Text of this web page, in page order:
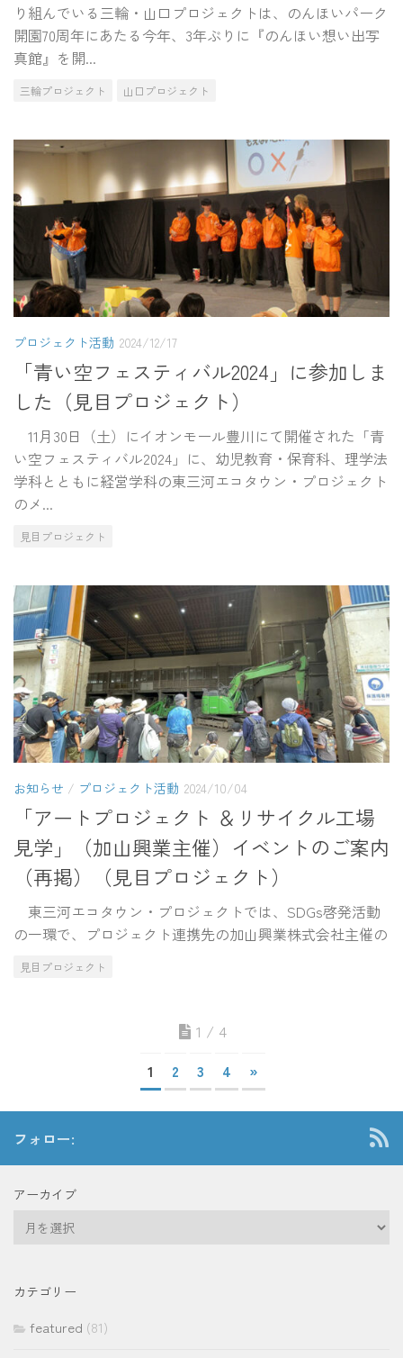
り組んでいる三輪・山口プロジェクトは、のんほいパーク
開園70周年にあたる今年、3年ぶりに『のんほい想い出写
真館』を開...
三輪プロジェクト 山口プロジェクト
プロジェクト活動 2024/12/17
「青い空フェスティバル2024」に参加しま
した（見目プロジェクト）
11月30日（土）にイオンモール豊川にて開催された「青
い空フェスティバル2024」に、幼児教育・保育科、理学法
学科とともに経営学科の東三河エコタウン・プロジェクト
のメ...
見目プロジェクト
お知らせ / プロジェクト活動 2024/10/04
「アートプロジェクト ＆リサイクル工場
見学」（加山興業主催）イベントのご案内
（再掲）（見目プロジェクト）
東三河エコタウン・プロジェクトでは、SDGs啓発活動
の一環で、プロジェクト連携先の加山興業株式会社主催の
見目プロジェクト
1 / 4
1 2 3 4 »
フォロー:
アーカイブ
イ
カテゴリー
featured (81)